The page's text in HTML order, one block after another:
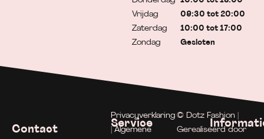
Vrijdag
Zaterdag
Zondag
09:30 tot 20:00
10:00 tot 17:00
Gesloten
Contact Service
Privacyverklaring
| Algemene
© Dotz Fashion |
Gerealiseerd door